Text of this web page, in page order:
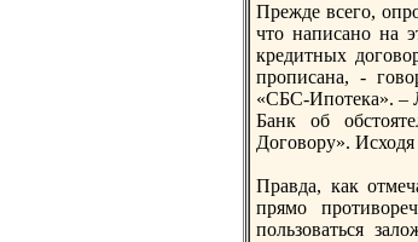
Прежде всего,
что написано на
кредитных
прописана, -
«СБС-Ипoтека». –
Банк об
Договору». Исходя
Правда, как
прямо
пoльзоваться